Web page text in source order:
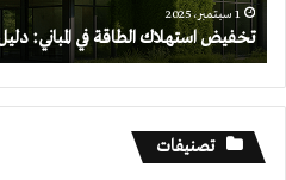
والمطورين
1 سبتمبر، 2025
تخفيض استهلاك الطاقة في المباني:
تصنيفات